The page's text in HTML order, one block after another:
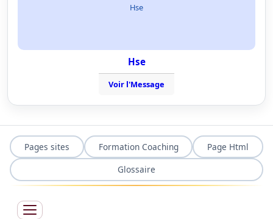
Hse
Hse
Voir l'Message
Pages sites Formation Coaching
Page Html
Glossaire